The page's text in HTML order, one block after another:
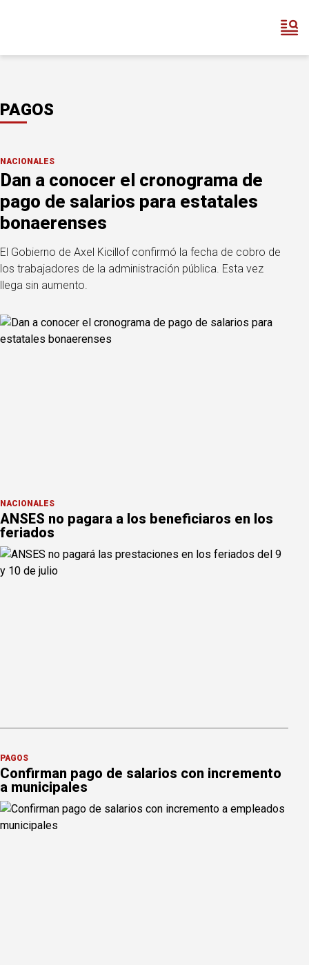
PAGOS
NACIONALES
Dan a conocer el cronograma de
pago de salarios para estatales
bonaerenses
El Gobierno de Axel Kicillof confirmó la fecha de cobro de
los trabajadores de la administración pública. Esta vez
llega sin aumento.
NACIONALES
ANSES no pagara a los beneficiaros en los
feriados
PAGOS
Confirman pago de salarios con incremento
a municipales